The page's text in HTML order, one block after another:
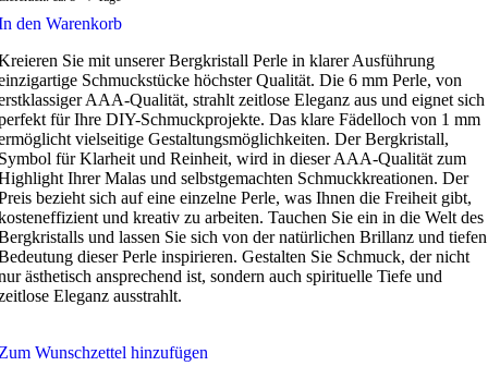
den Warenkorb
Sie mit unserer Bergkristall Perle in klarer Ausführung
Schmuckstücke höchster Qualität. Die 6 mm Perle, von
AAA-Qualität, strahlt zeitlose Eleganz aus und eignet sich
für Ihre DIY-Schmuckprojekte. Das klare Fädelloch von 1 mm
vielseitige Gestaltungsmöglichkeiten. Der Bergkristall,
für Klarheit und Reinheit, wird in dieser AAA-Qualität zum
Ihrer Malas und selbstgemachten Schmuckkreationen. Der
bezieht sich auf eine einzelne Perle, was Ihnen die Freiheit gibt,
und kreativ zu arbeiten. Tauchen Sie ein in die Welt des
und lassen Sie sich von der natürlichen Brillanz und tiefen
dieser Perle inspirieren. Gestalten Sie Schmuck, der nicht
ästhetisch ansprechend ist, sondern auch spirituelle Tiefe und
Eleganz ausstrahlt.
Wunschzettel hinzufügen